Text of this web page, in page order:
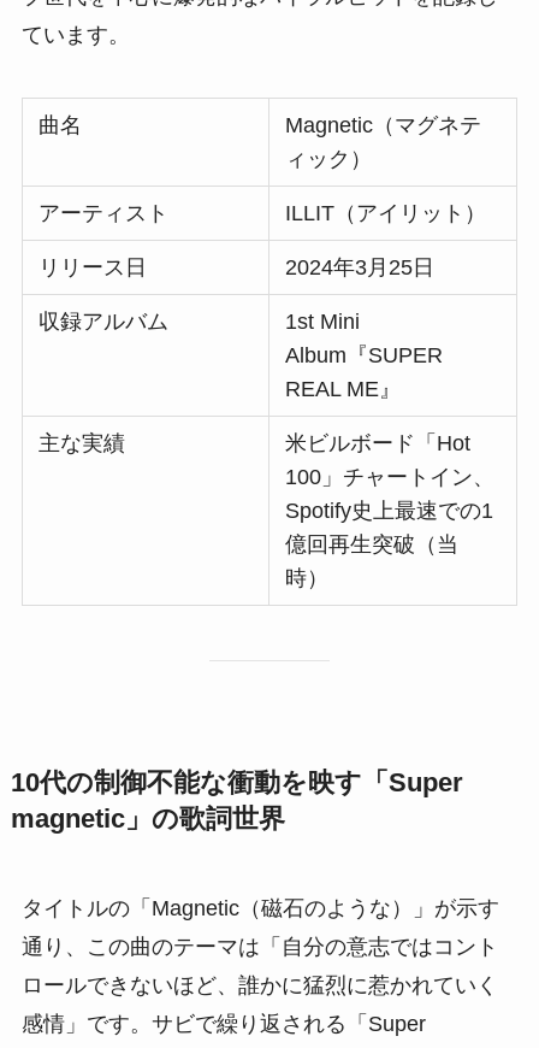
ています。
曲名
Magnetic（マグネテ
ィック）
アーティスト ILLIT（アイリット）
リリース日 2024年3月25日
収録アルバム
1st Mini
Album『SUPER
REAL ME』
主な実績
米ビルボード「Hot
100」チャートイン、
Spotify史上最速での1
億回再生突破（当
時）
10代の制御不能な衝動を映す「Super
magnetic」の歌詞世界
タイトルの「Magnetic（磁石のような）」が示す
通り、この曲のテーマは「自分の意志ではコント
ロールできないほど、誰かに猛烈に惹かれていく
感情」です。サビで繰り返される「Super